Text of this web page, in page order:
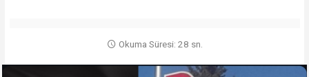
Okuma Süresi: 28 sn.